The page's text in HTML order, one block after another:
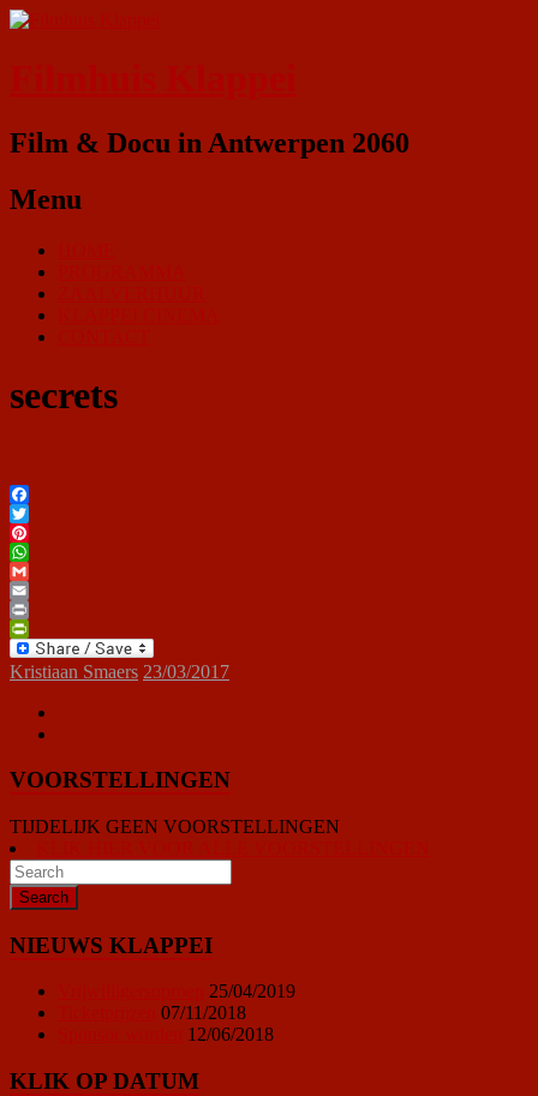
Film & Docu in Antwerpen 2060
Menu
secrets
Facebook
Twitter
Pinterest
WhatsApp
Gmail
Email
Print
PrintFriendly
Kristiaan Smaers 23/03/2017
VOORSTELLINGEN
TIJDELIJK GEEN VOORSTELLINGEN
NIEUWS KLAPPEI
25/04/2019
07/11/2018
12/06/2018
KLIK OP DATUM